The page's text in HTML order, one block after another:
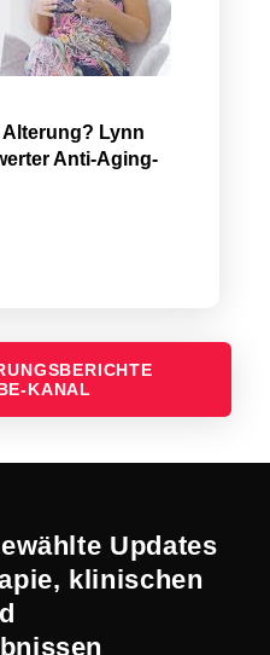
Lynn
Anti-Aging-
KANAL
Updates
klinischen